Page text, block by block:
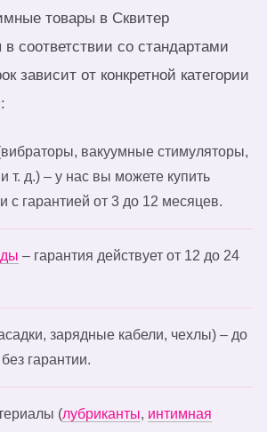
товары в Сквитер
в соответствии со стандартами
зависит от конкретной категории
вакуумные стимуляторы,
т. д.) – у нас вы можете купить
с гарантией от 3 до 12 месяцев.
– гарантия действует от 12 до 24
зарядные кабели, чехлы) – до
гарантии.
(лубриканты, интимная